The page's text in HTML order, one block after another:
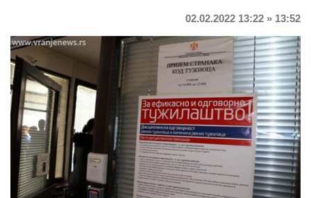
02.02.2022 13:22 » 13:52